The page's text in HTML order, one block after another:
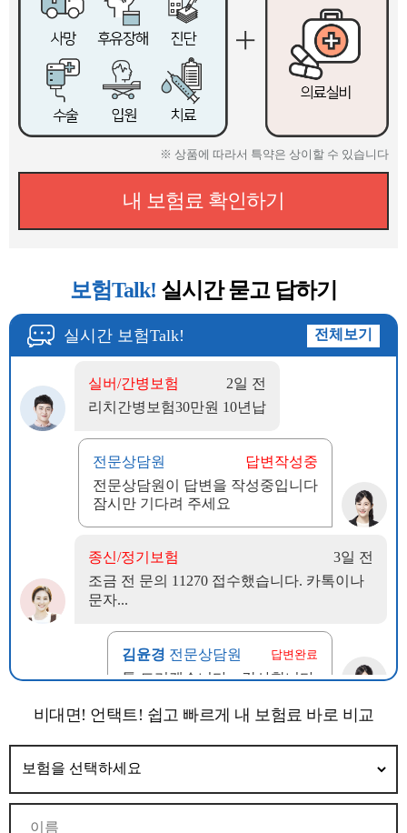
※ 상품에 따라서 특약은 상이할 수 있습니다
내 보험료 확인하기
비대면! 언택트! 쉽고 빠르게 내 보험료 바로 비교